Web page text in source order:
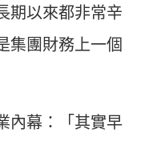
期以來都非常辛
集團財務上一個
內幕：「其實早